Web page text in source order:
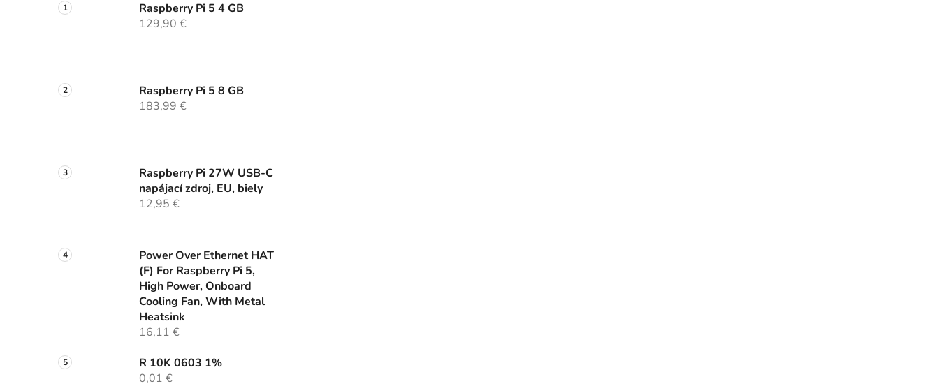
Raspberry Pi 5 4 GB
129,90 €
Raspberry Pi 5 8 GB
183,99 €
Raspberry Pi 27W USB-C
napájací zdroj, EU, biely
12,95 €
Power Over Ethernet HAT
(F) For Raspberry Pi 5,
High Power, Onboard
Cooling Fan, With Metal
Heatsink
16,11 €
R 10K 0603 1%
0,01 €